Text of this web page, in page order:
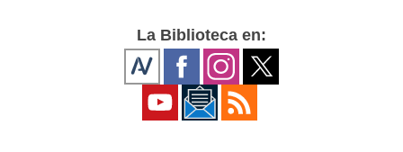
La Biblioteca en: